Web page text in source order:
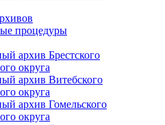
процедуры
архив Брестского
округа
архив Витебского
округа
архив Гомельского
округа